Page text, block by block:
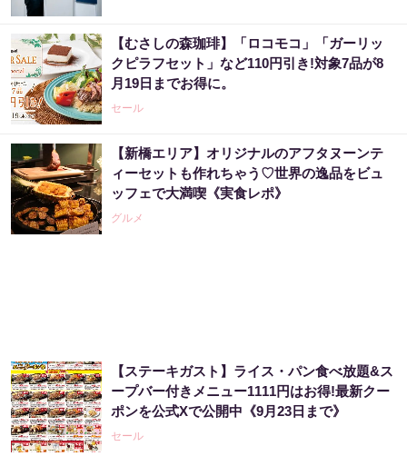
3億当選主婦「宝くじ買う前に〇〇した」当選
率上げる方法
PR（合同会社デジタルファーム ）
宝くじ当たる人は“たまたま”じゃない?!
PR（合同会社デジタルファーム ）
カードローン地獄から抜け出したい人は、返
済を3～6ヶ月停止して『大幅に減額してか...
PR（渋谷法務総合事務所）
【むさしの森珈琲】「ロコモコ」「ガーリッ
クピラフセット」など110円引き!対象7品が8
月19日までお得に。
セール
【新橋エリア】オリジナルのアフタヌーンテ
ィーセットも作れちゃう♡世界の逸品をビュ
ッフェで大満喫《実食レポ》
グルメ
【ステーキガスト】ライス・パン食べ放題&ス
ープバー付きメニュー1111円はお得!最新クー
ポンを公式Xで公開中《9月23日まで》
セール